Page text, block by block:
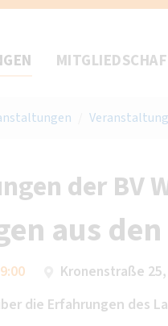
der BV
aus den
Kronenstraße
die Erfahrungen des